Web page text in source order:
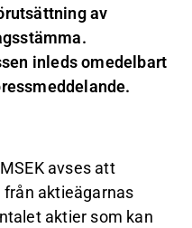
av
inleds omedelbart
avses att
aktieägarnas
aktier som kan